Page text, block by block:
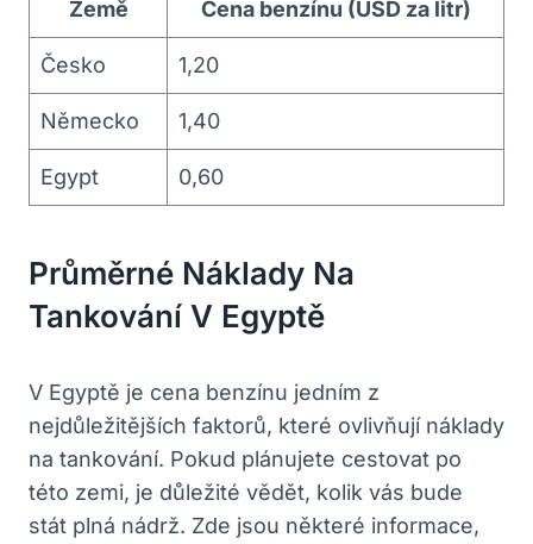
Země Cena benzínu (USD za litr)
Česko 1,20
Německo 1,40
Egypt 0,60
Průměrné Náklady Na
Tankování V Egyptě
V Egyptě je cena benzínu jedním z
nejdůležitějších faktorů, které ovlivňují náklady
na tankování. Pokud plánujete cestovat po
této zemi, je důležité vědět, kolik vás bude
stát plná nádrž. Zde jsou některé informace,